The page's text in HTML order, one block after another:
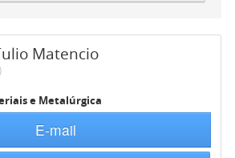
Matencio
e Metalúrgica
E-mail